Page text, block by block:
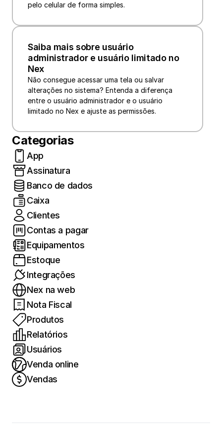
pelo celular de forma simples.
Saiba mais sobre usuário
administrador e usuário limitado no
Nex
Não consegue acessar uma tela ou salvar
alterações no sistema? Entenda a diferença
entre o usuário administrador e o usuário
limitado no Nex e ajuste as permissões.
Categorias
App
Assinatura
Banco de dados
Caixa
Clientes
Contas a pagar
Equipamentos
Estoque
Integrações
Nex na web
Nota Fiscal
Produtos
Relatórios
Usuários
Venda online
Vendas